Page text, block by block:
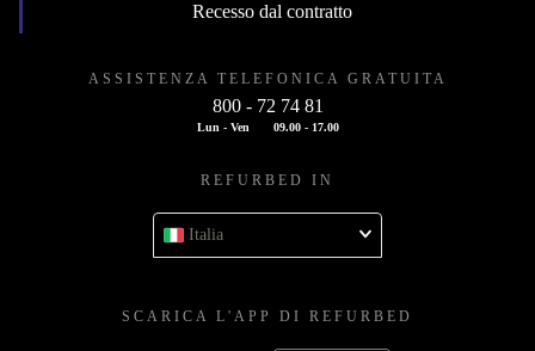
Recesso dal contratto
ASSISTENZA TELEFONICA GRATUITA
800 - 72 74 81
Lun - Ven 09.00 - 17.00
REFURBED IN
Italia
SCARICA L'APP DI REFURBED